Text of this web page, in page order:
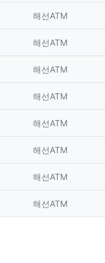
등록자
해선ATM
등록자
해선ATM
등록자
해선ATM
등록자
해선ATM
등록자
해선ATM
등록자
해선ATM
등록자
해선ATM
등록자
해선ATM